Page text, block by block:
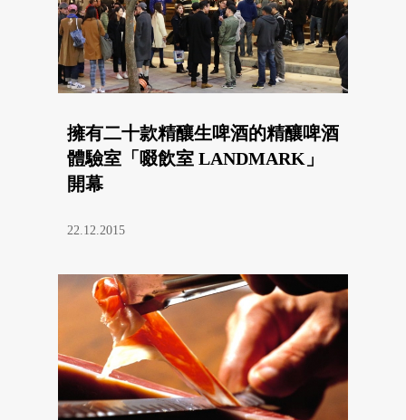
擁有二十款精釀生啤酒的精釀啤酒
體驗室「啜飲室 LANDMARK」
開幕
22.12.2015